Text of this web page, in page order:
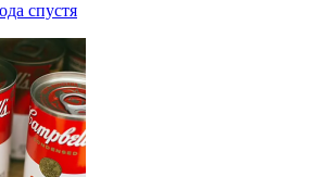
спустя